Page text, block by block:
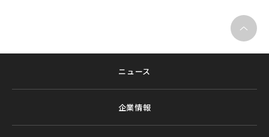
ニュース
企業情報